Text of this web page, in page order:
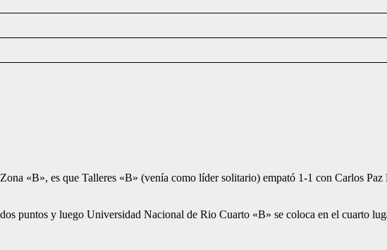
«B», es que Talleres «B» (venía como líder solitario) empató 1-1 con Carlos
puntos y luego Universidad Nacional de Rio Cuarto «B» se coloca en el cuarto